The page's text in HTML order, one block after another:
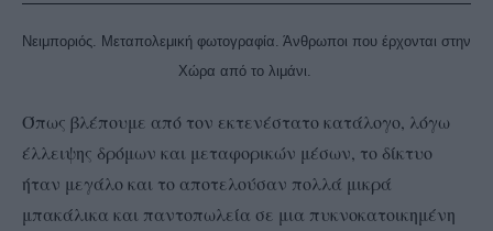
Νειμποριός. Μεταπολεμική φωτογραφία. Άνθρωποι που έρχονται στην
Χώρα από το λιμάνι.
Όπως βλέπουμε από τον εκτενέστατο κατάλογο, λόγω
έλλειψης δρόμων και μεταφορικών μέσων, το δίκτυο
ήταν μεγάλο και το αποτελούσαν πολλά μικρά
μπακάλικα και παντοπωλεία σε μια πυκνοκατοικημένη